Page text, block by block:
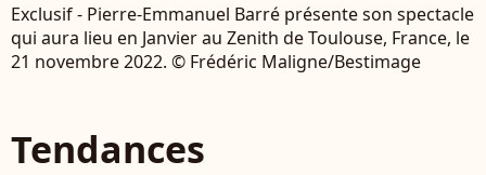
Exclusif - Pierre-Emmanuel Barré présente son spectacle
qui aura lieu en Janvier au Zenith de Toulouse, France, le
21 novembre 2022. © Frédéric Maligne/Bestimage
Tendances